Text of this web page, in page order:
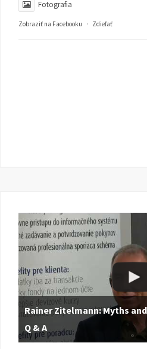
Fotografia
Zobraziť na Facebooku · Zdieľať
Rainer Zitelmann: Myths
Q & A